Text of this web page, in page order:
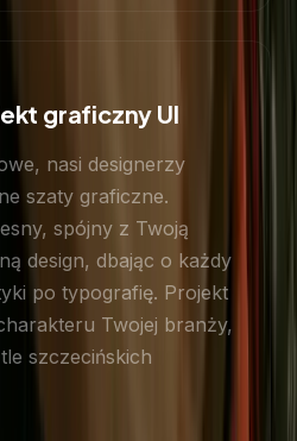
graficzny UI
nasi designerzy
szaty graficzne.
spójny z Twoją
design, dbając o każdy
po typografię. Projekt
Twojej branży,
szczecińskich